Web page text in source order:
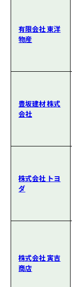
有限会社 東洋
物産
豊坂建材 株式
会社
株式会社 トヨ
ダ
株式会社 寅吉
商店